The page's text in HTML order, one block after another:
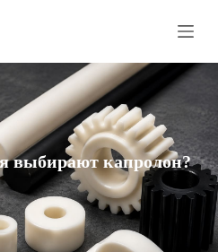
выбирают капролон?